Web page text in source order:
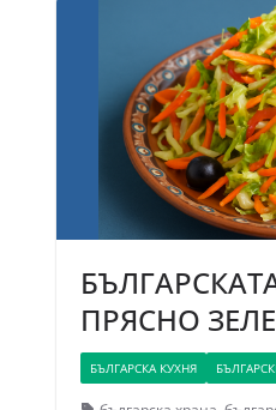
ПРЯСНО ЗЕЛЕ
БЪЛГАРСКА КУХНЯ